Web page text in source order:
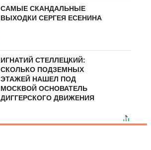
САМЫЕ СКАНДАЛЬНЫЕ
ВЫХОДКИ СЕРГЕЯ ЕСЕНИНА
ИГНАТИЙ СТЕЛЛЕЦКИЙ:
СКОЛЬКО ПОДЗЕМНЫХ
ЭТАЖЕЙ НАШЕЛ ПОД
МОСКВОЙ ОСНОВАТЕЛЬ
ДИГГЕРСКОГО ДВИЖЕНИЯ